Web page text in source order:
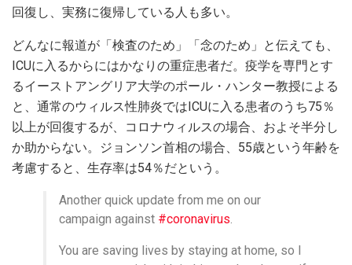
回復し、実務に復帰している人も多い。
どんなに報道が「検査のため」「念のため」と伝えても、
ICUに入るからにはかなりの重症患者だ。疫学を専門とす
るイーストアングリア大学のポール・ハンター教授による
と、通常のウィルス性肺炎ではICUに入る患者のうち75％
以上が回復するが、コロナウィルスの場合、およそ半分し
か助からない。ジョンソン首相の場合、55歳という年齢を
考慮すると、生存率は54％だという。
Another quick update from me on our
campaign against #coronavirus
You are saving lives by staying at home, so I